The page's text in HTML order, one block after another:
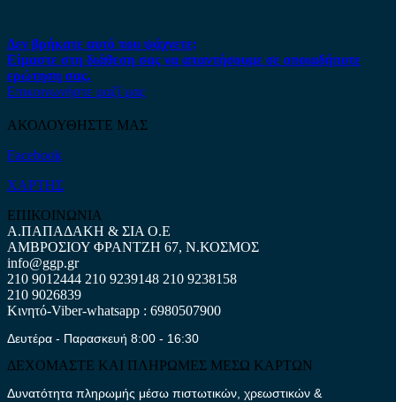
Δεν βρήκατε αυτό που ψάχνετε;
Είμαστε στη διάθεση σας να απαντήσουμε σε οποιαδήποτε
ερώτηση σας.
Επικοινωνήστε μαζί μας
ΑΚΟΛΟΥΘΗΣΤΕ ΜΑΣ
Facebook
ΧΑΡΤΗΣ
ΕΠΙΚΟΙΝΩΝΙΑ
Α.ΠΑΠΑΔΑΚΗ & ΣΙΑ Ο.Ε
ΑΜΒΡΟΣΙΟΥ ΦΡΑΝΤΖΗ 67, Ν.ΚΟΣΜΟΣ
info@ggp.gr
210 9012444 210 9239148 210 9238158
210 9026839
Κινητό-Viber-whatsapp : 6980507900
Δευτέρα - Παρασκευή 8:00 - 16:30
ΔΕΧΟΜΑΣΤΕ ΚΑΙ ΠΛΗΡΩΜΕΣ ΜΕΣΩ ΚΑΡΤΩΝ
Δυνατότητα πληρωμής μέσω πιστωτικών, χρεωστικών &